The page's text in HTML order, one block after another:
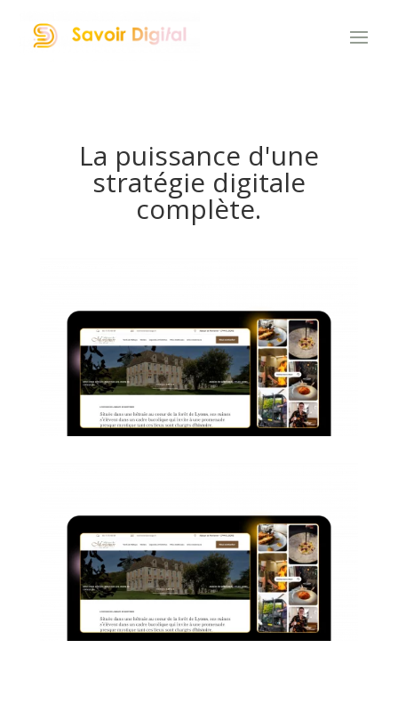
La puissance d'une
stratégie digitale
complète.